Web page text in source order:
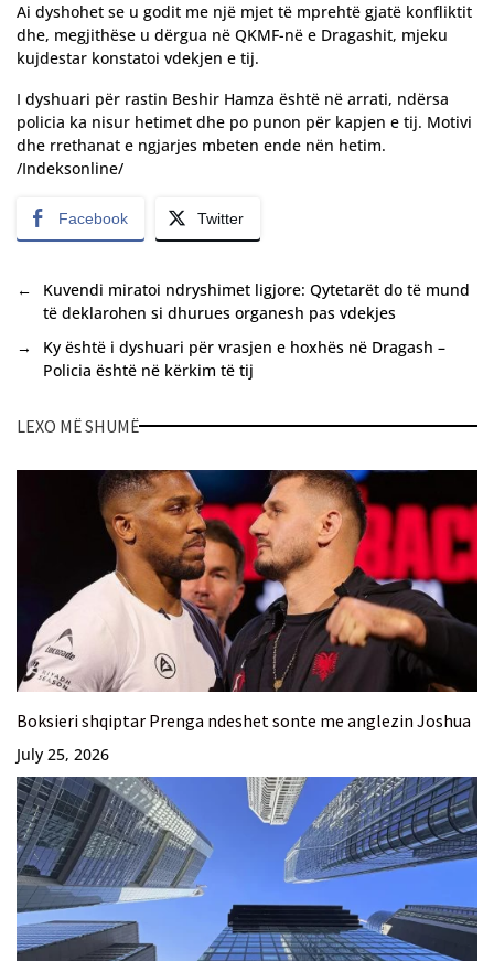
Ai dyshohet se u godit me një mjet të mprehtë gjatë konfliktit
dhe, megjithëse u dërgua në QKMF-në e Dragashit, mjeku
kujdestar konstatoi vdekjen e tij.
I dyshuari për rastin Beshir Hamza është në arrati, ndërsa
policia ka nisur hetimet dhe po punon për kapjen e tij. Motivi
dhe rrethanat e ngjarjes mbeten ende nën hetim.
/Indeksonline/
Facebook Twitter
←
Kuvendi miratoi ndryshimet ligjore: Qytetarët do të mund
të deklarohen si dhurues organesh pas vdekjes
→
Ky është i dyshuari për vrasjen e hoxhës në Dragash –
Policia është në kërkim të tij
LEXO MË SHUMË
Boksieri shqiptar Prenga ndeshet sonte me anglezin Joshua
July 25, 2026